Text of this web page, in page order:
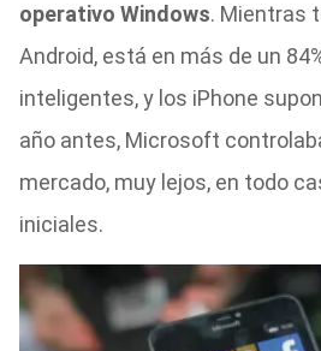
operativo Windows. Mientras
Android, está en más de un
inteligentes, y los iPhone
año antes, Microsoft
mercado, muy lejos, en todo
iniciales.